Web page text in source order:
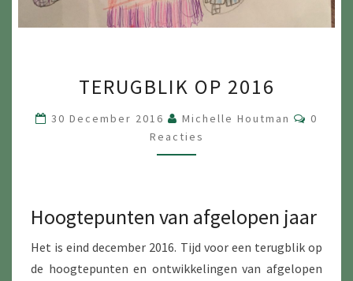
OP
2016
TERUGBLIK OP 2016
30 December 2016 Michelle Houtman
0
Reacties
Hoogtepunten van afgelopen jaar
Het is eind december 2016. Tijd voor een terugblik op
de hoogtepunten en ontwikkelingen van afgelopen